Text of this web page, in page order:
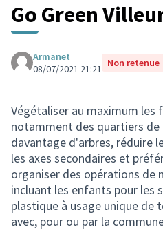
Go Green
Armanet
08/07/2021 21:21 Non retenue
Végétaliser au maximum les
notamment des quartiers
davantage d'arbres, réduire
les axes secondaires et
organiser des opérations de
incluant les enfants pour les
plastique à usage unique de
avec, pour ou par la